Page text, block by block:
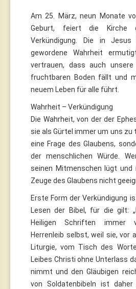
Am 25. März, neun Monate
Geburt, feiert die Kirche
Verkündigung. Die in Jesus
gewordene Wahrheit
vertrauen, dass auch unsere
fruchtbaren Boden fällt und
neuem Leben für alle führt.
Wahrheit – Verkündigung
Die Wahrheit, von der der
sie als Gürtel immer um uns zu
eine Frage des Glaubens,
der menschlichen Würde.
seinen Mitmenschen lügt und
Zeuge des Glaubens nicht
Erste Form der Verkündigung
Lesen der Bibel, für die gilt:
Heiligen Schriften immer
Herrenleib selbst, weil sie, vor
Liturgie, vom Tisch des
Leibes Christi ohne Unterlass
nimmt und den Gläubigen
von Soldatenbibeln ist